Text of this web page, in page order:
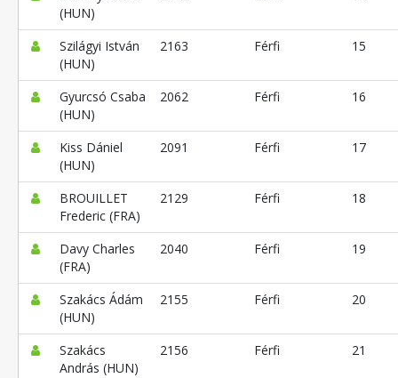
(HUN)
Szilágyi István
(HUN)
2163 Férfi 15
Gyurcsó Csaba
(HUN)
2062 Férfi 16
Kiss Dániel
(HUN)
2091 Férfi 17
BROUILLET
Frederic (FRA)
2129 Férfi 18
Davy Charles
(FRA)
2040 Férfi 19
Szakács Ádám
(HUN)
2155 Férfi 20
Szakács
András (HUN)
2156 Férfi 21